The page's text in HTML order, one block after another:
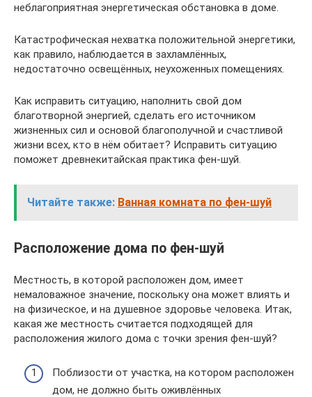
неблагоприятная энергетическая обстановка в доме.
Катастрофическая нехватка положительной энергетики,
как правило, наблюдается в захламлённых,
недостаточно освещённых, неухоженных помещениях.
Как исправить ситуацию, наполнить свой дом
благотворной энергией, сделать его источником
жизненных сил и основой благополучной и счастливой
жизни всех, кто в нём обитает? Исправить ситуацию
поможет древнекитайская практика фен-шуй.
Читайте также: Ванная комната по фен-шуй
Расположение дома по фен-шуй
Местность, в которой расположен дом, имеет
немаловажное значение, поскольку она может влиять и
на физическое, и на душевное здоровье человека. Итак,
какая же местность считается подходящей для
расположения жилого дома с точки зрения фен-шуй?
Поблизости от участка, на котором расположен
дом, не должно быть оживлённых